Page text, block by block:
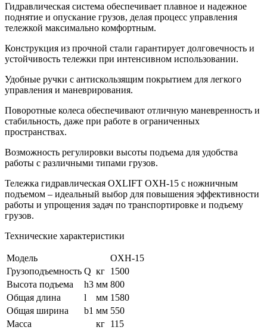
Гидравлическая система обеспечивает плавное и надежное
поднятие и опускание грузов, делая процесс управления
тележкой максимально комфортным.
Конструкция из прочной стали гарантирует долговечность и
устойчивость тележки при интенсивном использовании.
Удобные ручки с антискользящим покрытием для легкого
управления и маневрирования.
Поворотные колеса обеспечивают отличную маневренность и
стабильность, даже при работе в ограниченных
пространствах.
Возможность регулировки высоты подъема для удобства
работы с различными типами грузов.
Тележка гидравлическая OXLIFT OXH-15 с ножничным
подъемом – идеальный выбор для повышения эффективности
работы и упрощения задач по транспортировке и подъему
грузов.
Технические характеристики
Модель
OXH-15
Грузоподъемность Q кг 1500
Высота подъема
h3 мм 800
Общая длина
l мм 1580
Общая ширина
b1 мм 550
Масса
кг 115